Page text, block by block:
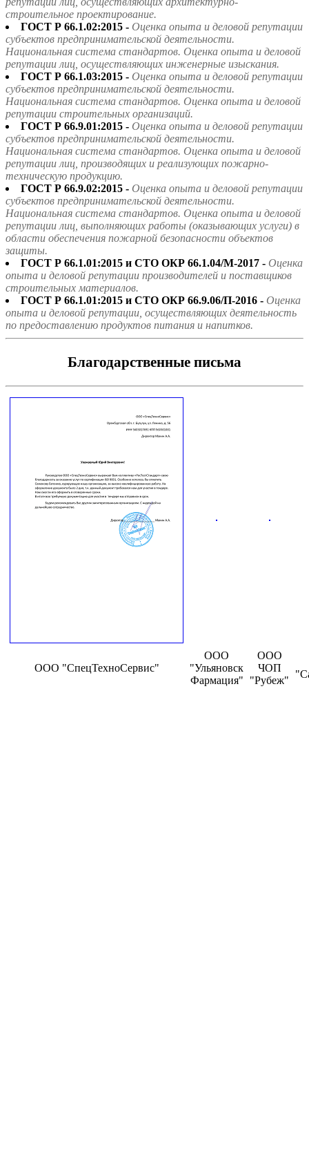
строительное проектирование.
ГОСТ Р 66.1.02:2015 - Оценка опыта и деловой репутации
субъектов предпринимательской деятельности.
Национальная система стандартов. Оценка опыта и деловой
репутации лиц, осуществляющих инженерные изыскания.
ГОСТ Р 66.1.03:2015 - Оценка опыта и деловой репутации
субъектов предпринимательской деятельности.
Национальная система стандартов. Оценка опыта и деловой
репутации строительных организаций.
ГОСТ Р 66.9.01:2015 - Оценка опыта и деловой репутации
субъектов предпринимательской деятельности.
Национальная система стандартов. Оценка опыта и деловой
репутации лиц, производящих и реализующих пожарно-
техническую продукцию.
ГОСТ Р 66.9.02:2015 - Оценка опыта и деловой репутации
субъектов предпринимательской деятельности.
Национальная система стандартов. Оценка опыта и деловой
репутации лиц, выполняющих работы (оказывающих услуги) в
области обеспечения пожарной безопасности объектов
защиты.
ГОСТ Р 66.1.01:2015 и СТО ОКР 66.1.04/М-2017 - Оценка
опыта и деловой репутации производителей и поставщиков
строительных материалов.
ГОСТ Р 66.1.01:2015 и СТО ОКР 66.9.06/П-2016 - Оценка
опыта и деловой репутации, осуществляющих деятельность
по предоставлению продуктов питания и напитков.
Благодарственные письма
ООО "СпецТехноСервис"
ООО
"Ульяновск
Фармация"
ООО
ЧОП
"Рубеж"